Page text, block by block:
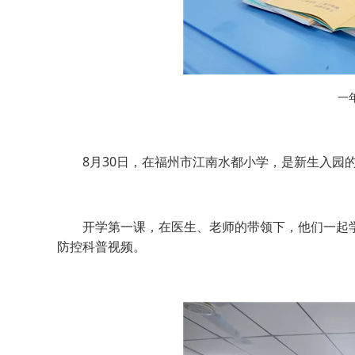
一
8月30日，在福州市江南水都小学，是新生入园
开学第一课，在医生、老师的带领下，他们一起
防控科普视频。